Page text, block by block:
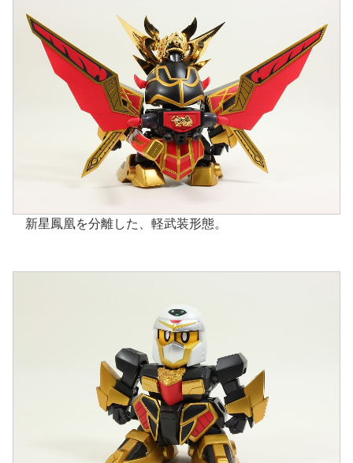
新星鳳凰を分離した、軽武装形態。